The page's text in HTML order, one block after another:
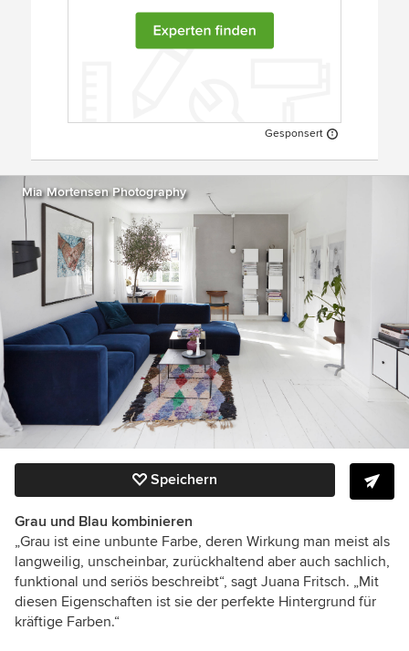
Gesponsert
Mia Mortensen Photography
Speichern
Grau und Blau kombinieren
„Grau ist eine unbunte Farbe, deren Wirkung man meist als
langweilig, unscheinbar, zurückhaltend aber auch sachlich,
funktional und seriös beschreibt“, sagt Juana Fritsch. „Mit
diesen Eigenschaften ist sie der perfekte Hintergrund für
kräftige Farben.“